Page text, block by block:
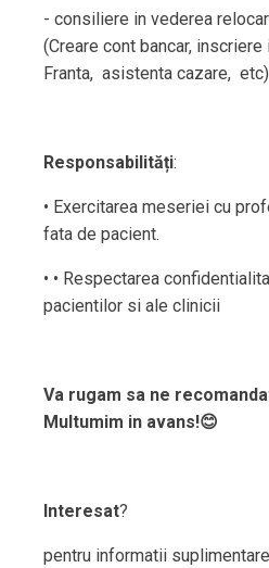
- consiliere in vederea
(Creare cont bancar,
Franta, asistenta cazare,
Responsabilități:
• Exercitarea meseriei cu
fata de pacient.
• • Respectarea
pacientilor si ale clinicii
Va rugam sa ne
Multumim in avans!😊
Interesat?
pentru informatii